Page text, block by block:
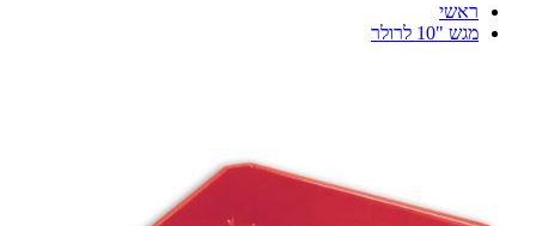
ראשי
מגש "10 לרולר